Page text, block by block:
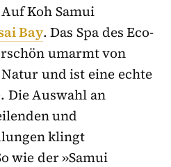
Koh Samui
Bay. Das Spa des Eco-
umarmt von
und ist eine echte
Die Auswahl an
und
klingt
wie der »Samui